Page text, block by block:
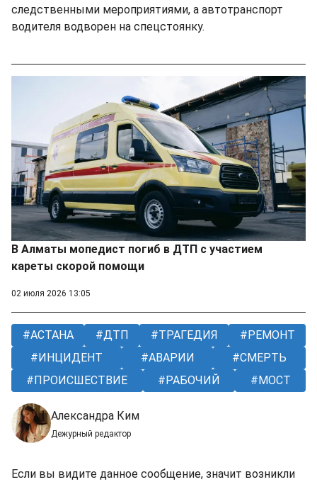
следственными мероприятиями, а автотранспорт
водителя водворен на спецстоянку.
В Алматы мопедист погиб в ДТП с участием
кареты скорой помощи
02 июля 2026 13:05
АСТАНА ДТП ТРАГЕДИЯ
РЕМОНТ
ИНЦИДЕНТ
АВАРИИ
СМЕРТЬ
ПРОИСШЕСТВИЕ
РАБОЧИЙ МОСТ
Александра Ким
Дежурный редактор
Если вы видите данное сообщение, значит возникли